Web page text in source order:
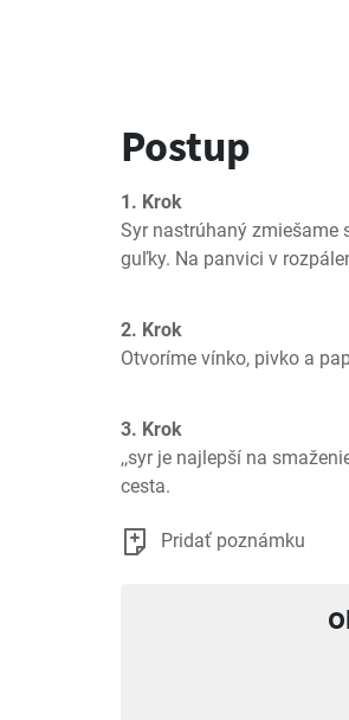
Postup
1. Krok
Syr nastrúhaný zmiešame
guľky. Na panvici v
2. Krok
Otvoríme vínko, pivko a
3. Krok
,,syr je najlepší na
cesta.
Pridať poznámku